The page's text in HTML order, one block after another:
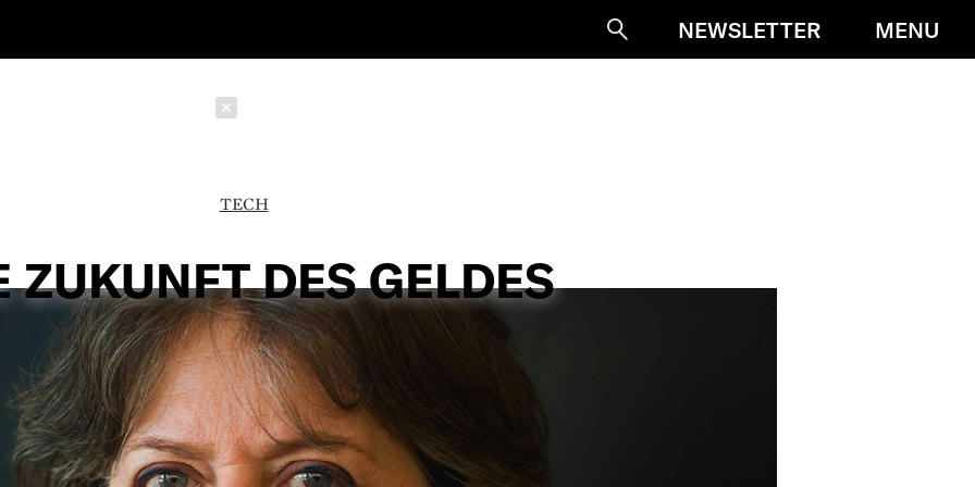
SucheNEWSLETTER MENU
TECH
ZUKUNFT DES GELDES